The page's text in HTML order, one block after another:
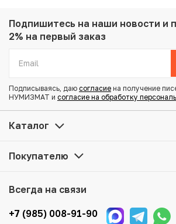
Вес: 6.79 г
Диаметр: 28 мм
Купить 10 кэш 1920 года Китай по
можно в нашем интернет-магазине — Вам достаточно
оформить заказ на сайте. Все
в каталоге, находятся в наличии на
того, возможен самовывоз товара из
тщательно упаковываются, что
повреждения во время доставки.
Подпишитесь на наши новости и
2% на первый заказ
Подписываясь, даю согласие на получение
НУМИЗМАТ и согласие на обработку
Каталог
Покупателю
Всегда на связи
+7 (985) 008-91-90